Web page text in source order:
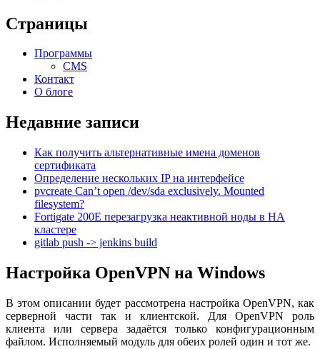
Страницы
Программы
CMS
Контакт
О блоге
Недавние записи
Как получить альтернативные имена доменов
сертификата
Определение нескольких IP на интерфейсе
pvcreate Can’t open /dev/sda exclusively. Mounted
filesystem?
Fortigate 200E перезагрузка неактивной ноды в HA
кластере
gitlab push -> jenkins build
Настройка OpenVPN на Windows
В этом описании будет рассмотрена настройка OpenVPN, как
серверной части так и клиентской. Для OpenVPN роль
клиента или сервера задаётся только конфигурационным
файлом. Исполняемый модуль для обеих ролей один и тот же.